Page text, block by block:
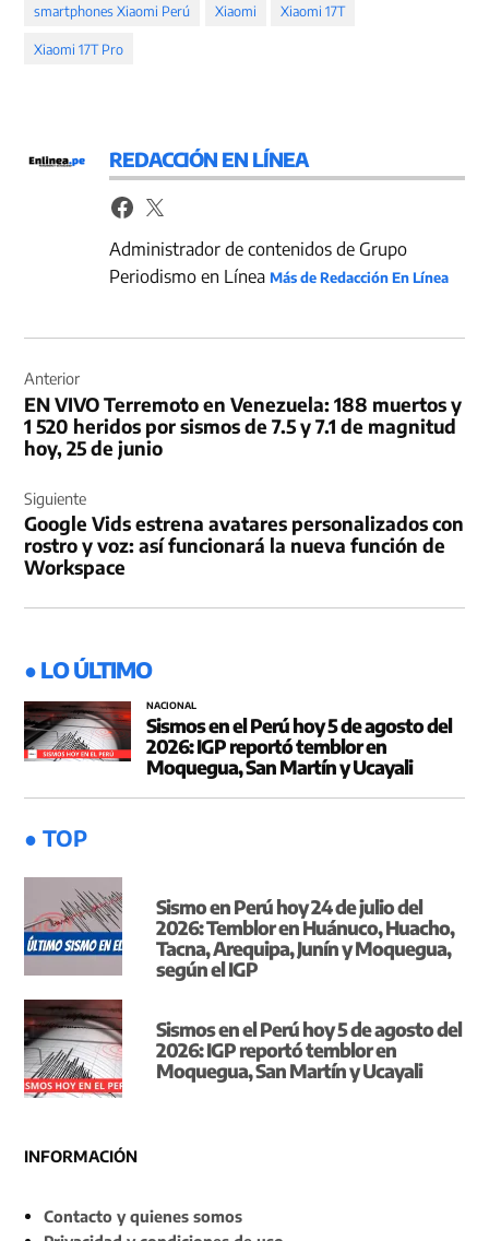
smartphones Xiaomi Perú Xiaomi Xiaomi 17T
Xiaomi 17T Pro
REDACCIÓN EN LÍNEA
Administrador de contenidos de Grupo
Periodismo en LíneaMás de Redacción En Línea
de
entradas
Anterior
EN VIVO Terremoto en Venezuela: 188 muertos y
1 520 heridos por sismos de 7.5 y 7.1 de magnitud
hoy, 25 de junio
Siguiente
Google Vids estrena avatares personalizados con
rostro y voz: así funcionará la nueva función de
Workspace
● LO ÚLTIMO
NACIONAL
Sismos en el Perú hoy 5 de agosto del
2026: IGP reportó temblor en
Moquegua, San Martín y Ucayali
● TOP
Sismo en Perú hoy 24 de julio del
2026: Temblor en Huánuco, Huacho,
Tacna, Arequipa, Junín y Moquegua,
según el IGP
Sismos en el Perú hoy 5 de agosto del
2026: IGP reportó temblor en
Moquegua, San Martín y Ucayali
INFORMACIÓN
Contacto y quienes somos